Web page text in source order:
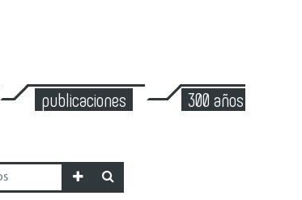
publicaciones 300 años de